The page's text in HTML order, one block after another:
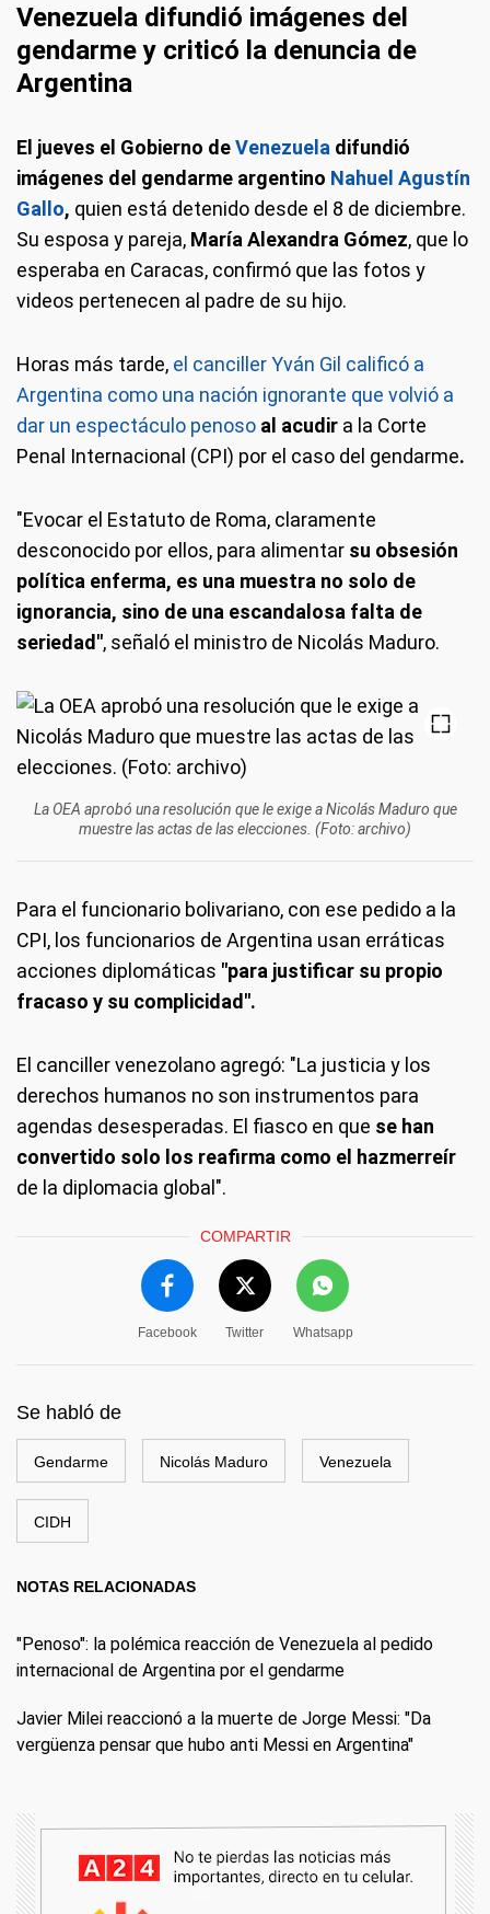
Venezuela difundió imágenes del
gendarme y criticó la denuncia de
Argentina
El jueves el Gobierno deVenezuela difundió
imágenes del gendarme argentino Nahuel Agustín
Gallo, quien está detenido desde el 8 de diciembre.
Su esposa y pareja, María Alexandra Gómez, que lo
esperaba en Caracas, confirmó que las fotos y
videos pertenecen al padre de su hijo.
Horas más tarde, el canciller Yván Gil calificó a
Argentina como una nación ignorante que volvió a
dar un espectáculo penoso al acudir a la Corte
Penal Internacional (CPI) por el caso del gendarme.
"Evocar el Estatuto de Roma, claramente
desconocido por ellos, para alimentar su obsesión
política enferma, es una muestra no solo de
ignorancia, sino de una escandalosa falta de
seriedad", señaló el ministro de Nicolás Maduro.
La OEA aprobó una resolución que le exige a Nicolás Maduro que
muestre las actas de las elecciones. (Foto: archivo)
Para el funcionario bolivariano, con ese pedido a la
CPI, los funcionarios de Argentina usan erráticas
acciones diplomáticas "para justificar su propio
fracaso y su complicidad".
El canciller venezolano agregó: "La justicia y los
derechos humanos no son instrumentos para
agendas desesperadas. El fiasco en que se han
convertido solo los reafirma como el hazmerreír
de la diplomacia global".
COMPARTIR
Facebook Twitter Whatsapp
Se habló de
Gendarme Nicolás Maduro Venezuela
CIDH
NOTAS RELACIONADAS
"Penoso": la polémica reacción de Venezuela al pedido
internacional de Argentina por el gendarme
Javier Milei reaccionó a la muerte de Jorge Messi: "Da
vergüenza pensar que hubo anti Messi en Argentina"